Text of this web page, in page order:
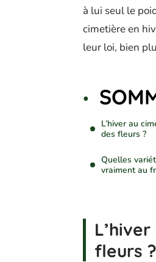
à lui seul le
cimetière en
leur loi, bien
L’hiver au
des fleurs ?
Quelles
vraiment au
fleurs ?